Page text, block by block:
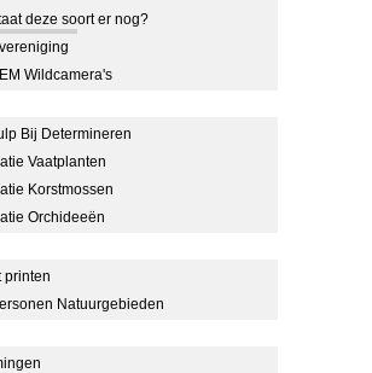
deze soort er nog?
Wildcamera's
Bij Determineren
Vaatplanten
Korstmossen
Orchideeën
printen
Natuurgebieden